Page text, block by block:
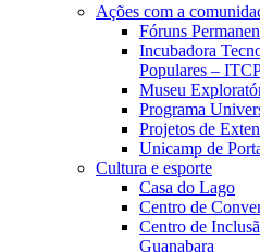
Ações com a
Fóruns
Incubadora
Populares –
Museu
Programa
Projetos de
Unicamp de
Cultura e esporte
Casa do Lago
Centro de
Centro de
Guanabara